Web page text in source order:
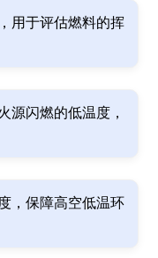
用于评估燃料的挥
源闪燃的低温度，
，保障高空低温环